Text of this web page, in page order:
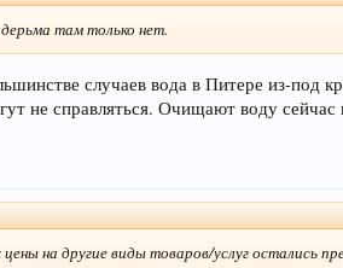
дерьма там только нет.
случаев вода в Питере из-под
не справляться. Очищают воду
на другие виды товаров/услуг остались